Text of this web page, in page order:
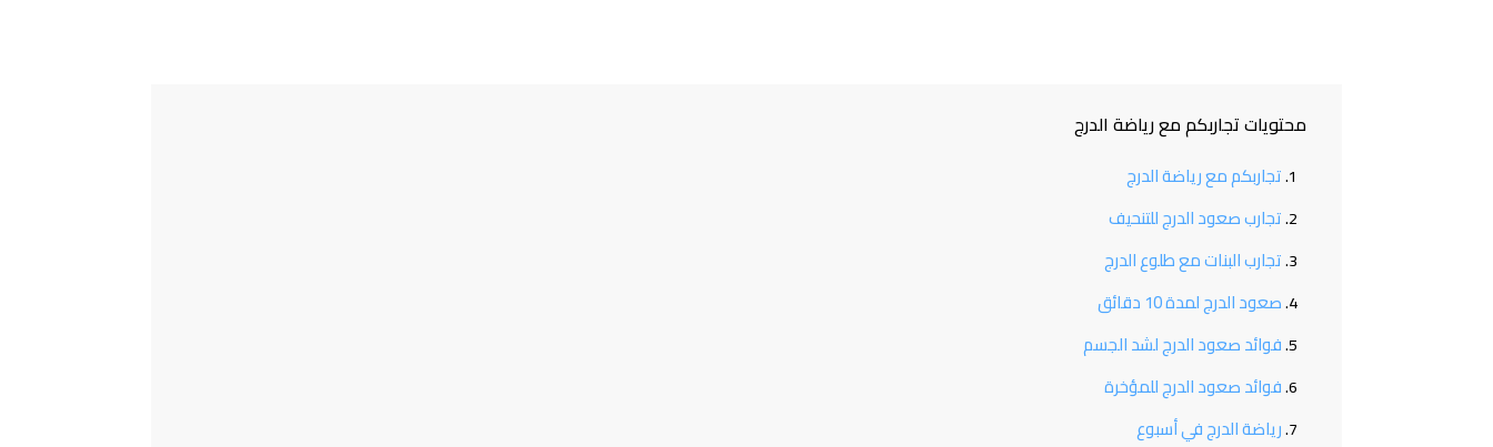
محتويات تجاربكم مع رياضة الدرج
تجاربكم مع رياضة الدرج
تجارب صعود الدرج للتنحيف
تجارب البنات مع طلوع الدرج
صعود الدرج لمدة 10 دقائق
فوائد صعود الدرج لشد الجسم
فوائد صعود الدرج للمؤخرة
رياضة الدرج في أسبوع